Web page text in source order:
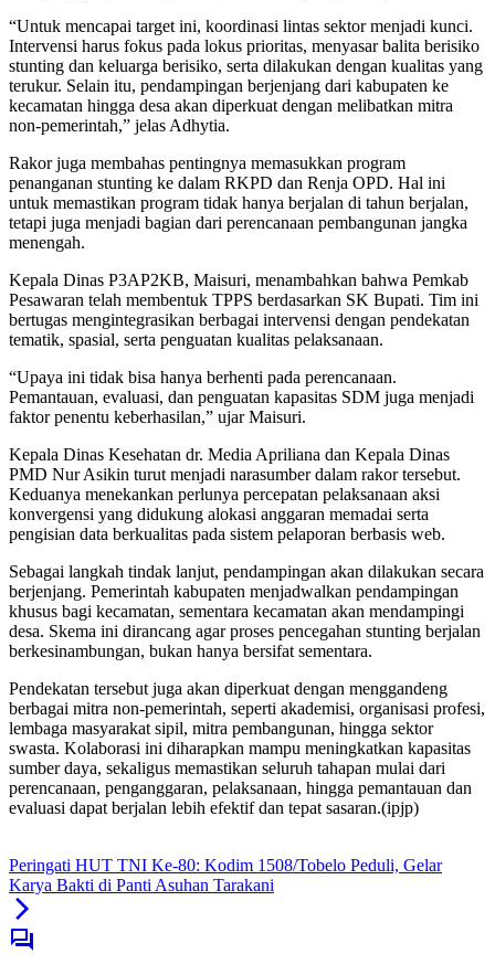
“Untuk mencapai target ini, koordinasi lintas sektor menjadi kunci.
Intervensi harus fokus pada lokus prioritas, menyasar balita berisiko
stunting dan keluarga berisiko, serta dilakukan dengan kualitas yang
terukur. Selain itu, pendampingan berjenjang dari kabupaten ke
kecamatan hingga desa akan diperkuat dengan melibatkan mitra
non-pemerintah,” jelas Adhytia.
Rakor juga membahas pentingnya memasukkan program
penanganan stunting ke dalam RKPD dan Renja OPD. Hal ini
untuk memastikan program tidak hanya berjalan di tahun berjalan,
tetapi juga menjadi bagian dari perencanaan pembangunan jangka
menengah.
Kepala Dinas P3AP2KB, Maisuri, menambahkan bahwa Pemkab
Pesawaran telah membentuk TPPS berdasarkan SK Bupati. Tim ini
bertugas mengintegrasikan berbagai intervensi dengan pendekatan
tematik, spasial, serta penguatan kualitas pelaksanaan.
“Upaya ini tidak bisa hanya berhenti pada perencanaan.
Pemantauan, evaluasi, dan penguatan kapasitas SDM juga menjadi
faktor penentu keberhasilan,” ujar Maisuri.
Kepala Dinas Kesehatan dr. Media Apriliana dan Kepala Dinas
PMD Nur Asikin turut menjadi narasumber dalam rakor tersebut.
Keduanya menekankan perlunya percepatan pelaksanaan aksi
konvergensi yang didukung alokasi anggaran memadai serta
pengisian data berkualitas pada sistem pelaporan berbasis web.
Sebagai langkah tindak lanjut, pendampingan akan dilakukan secara
berjenjang. Pemerintah kabupaten menjadwalkan pendampingan
khusus bagi kecamatan, sementara kecamatan akan mendampingi
desa. Skema ini dirancang agar proses pencegahan stunting berjalan
berkesinambungan, bukan hanya bersifat sementara.
Pendekatan tersebut juga akan diperkuat dengan menggandeng
berbagai mitra non-pemerintah, seperti akademisi, organisasi profesi,
lembaga masyarakat sipil, mitra pembangunan, hingga sektor
swasta. Kolaborasi ini diharapkan mampu meningkatkan kapasitas
sumber daya, sekaligus memastikan seluruh tahapan mulai dari
perencanaan, penganggaran, pelaksanaan, hingga pemantauan dan
evaluasi dapat berjalan lebih efektif dan tepat sasaran.(ipjp)
Peringati HUT TNI Ke-80: Kodim 1508/Tobelo Peduli, Gelar
Karya Bakti di Panti Asuhan Tarakani